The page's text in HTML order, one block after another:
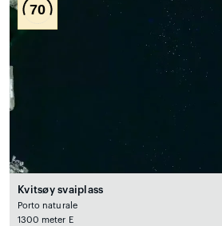
70
Kvitsøy svaiplass
Porto naturale
1300 meter E